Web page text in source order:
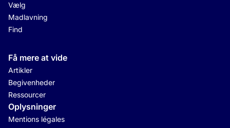
Vælg
Madlavning
Find
Få mere at vide
Artikler
Begivenheder
Ressourcer
Oplysninger
Mentions légales